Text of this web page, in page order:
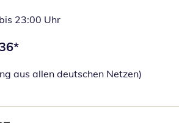
23:00 Uhr
*
aus allen deutschen Netzen)